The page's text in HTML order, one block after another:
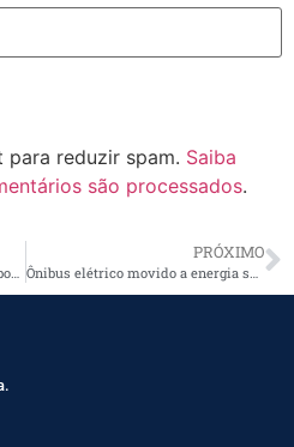
reduzir spam. Saiba
são processados.
PRÓXIMO